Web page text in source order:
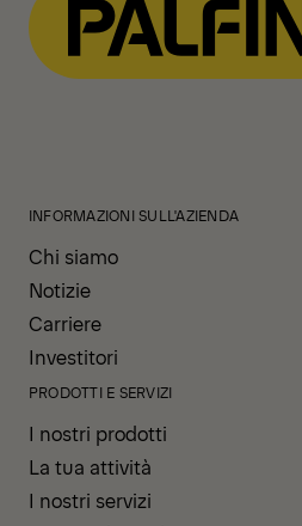
INFORMAZIONI SULL'AZIENDA
Chi siamo
Notizie
Carriere
Investitori
PRODOTTI E SERVIZI
I nostri prodotti
La tua attività
I nostri servizi